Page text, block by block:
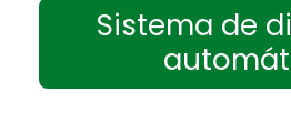
Sistema de